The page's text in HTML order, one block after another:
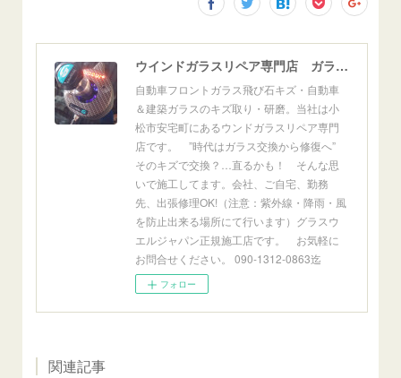
ウインドガラスリペア専門店 ガラスリペア・ヨシダ グラスウェルドジャパン 正規施工店 小松市
自動車フロントガラス飛び石キズ・自動車
＆建築ガラスのキズ取り・研磨。当社は小
松市安宅町にあるウンドガラスリペア専門
店です。 ”時代はガラス交換から修復へ”
そのキズで交換？…直るかも！ そんな思
いで施工してます。会社、ご自宅、勤務
先、出張修理OK!（注意：紫外線・降雨・風
を防止出来る場所にて行います）グラスウ
エルジャパン正規施工店です。 お気軽に
お問合せください。 090-1312-0863迄
フォロー
関連記事